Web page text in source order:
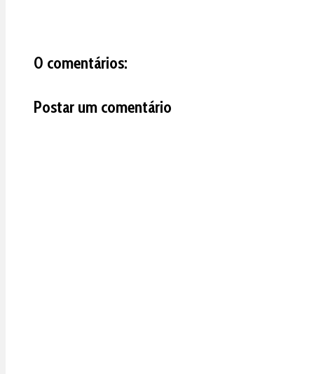
0 comentários:
Postar um comentário